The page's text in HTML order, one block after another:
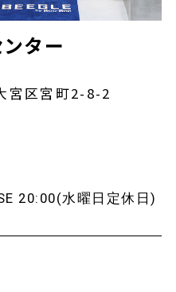
ター
宮区宮町2-8-2
20:00(水曜日定休日)